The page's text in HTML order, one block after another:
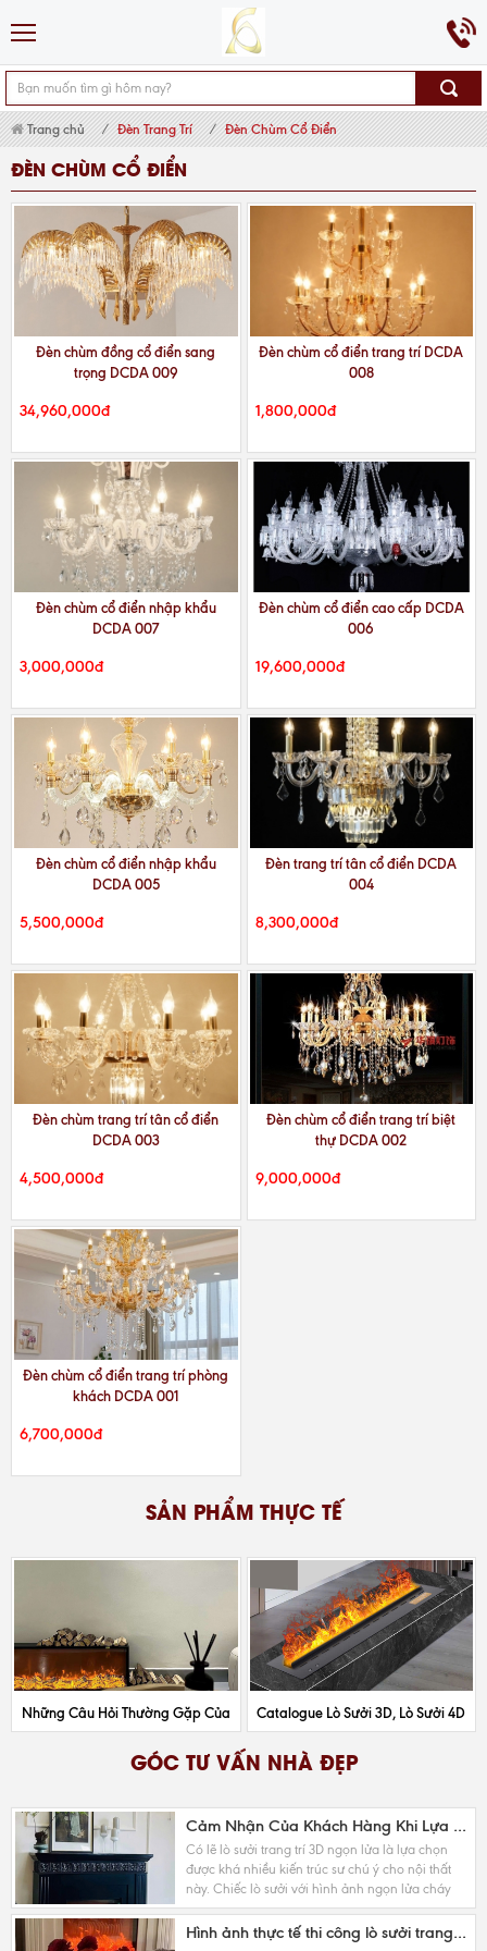
Trang chủ Đèn Trang Trí Đèn Chùm Cổ Điển
ĐÈN CHÙM CỔ ĐIỂN
Đèn chùm đồng cổ điển sang
trọng DCDA 009
34,960,000đ
Đèn chùm cổ điển trang trí DCDA
008
1,800,000đ
Đèn chùm cổ điển nhập khẩu
DCDA 007
3,000,000đ
Đèn chùm cổ điển cao cấp DCDA
006
19,600,000đ
Đèn chùm cổ điển nhập khẩu
DCDA 005
5,500,000đ
Đèn trang trí tân cổ điển DCDA
004
8,300,000đ
Đèn chùm trang trí tân cổ điển
DCDA 003
4,500,000đ
Đèn chùm cổ điển trang trí biệt
thự DCDA 002
9,000,000đ
Đèn chùm cổ điển trang trí phòng
khách DCDA 001
6,700,000đ
SẢN PHẨM THỰC TẾ
Những Câu Hỏi Thường Gặp Của
Khách Hàng Khi Mua Lò Sưởi 3D,
4D
Catalogue Lò Sưởi 3D, Lò Sưởi 4D
Model Mới Nhất 2025
GÓC TƯ VẤN NHÀ ĐẸP
Cảm Nhận Của Khách Hàng Khi Lựa Chọn Sử Dụng Lò Sưởi 3D,4D
Có lẽ lò sưởi trang trí 3D ngọn lửa là lựa chọn
được khá nhiều kiến trúc sư chú ý cho nội thất
này. Chiếc lò sưởi với hình ảnh ngọn lửa cháy
đỏ và viên than rực hồng khiến cho người...
Hình ảnh thực tế thi công lò sưởi trang trí 3D, 4D ấn tượng nhất 2025